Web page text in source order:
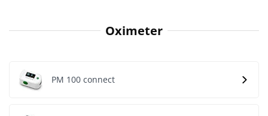
Oximeter
PM 100 connect